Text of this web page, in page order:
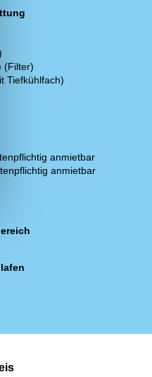
(Filter)
Tiefkühlfach)
anmietbar
anmietbar